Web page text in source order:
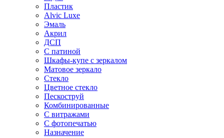
Пластик
Alvic Luxe
Эмаль
Акрил
ДСП
С патиной
Шкафы-купе с зеркалом
Матовое зеркало
Стекло
Цветное стекло
Пескоструй
Комбинированные
С витражами
С фотопечатью
Назначение